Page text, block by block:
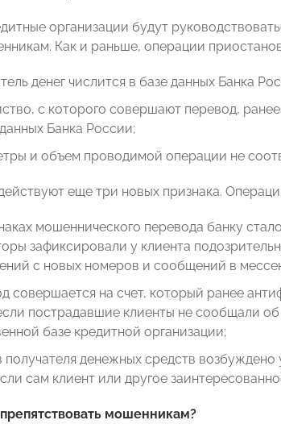
организации будут
Как и раньше, операции
денег числится в базе данных Банка
с которого совершают перевод,
Банка России;
и объем проводимой операции не
еще три новых признака.
мошеннического перевода банку
зафиксировали у клиента
с новых номеров и сообщений в
совершается на счет, который ранее
пострадавшие клиенты не сообщали
базе кредитной организации;
получателя денежных средств возбуждено
сам клиент или другое
мошенникам?